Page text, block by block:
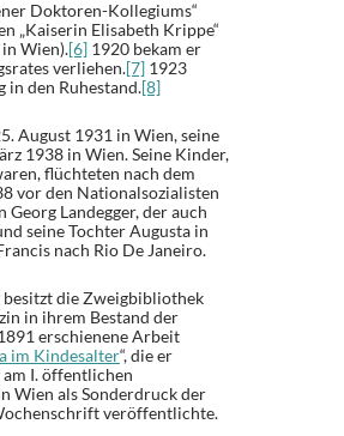
Doktoren-Kollegiums“
„Kaiserin Elisabeth Krippe“
Wien).[6] 1920 bekam er
verliehen.[7] 1923
in den Ruhestand.[8]
August 1931 in Wien, seine
1938 in Wien. Seine Kinder,
flüchteten nach dem
vor den Nationalsozialisten
Georg Landegger, der auch
seine Tochter Augusta in
nach Rio De Janeiro.
die Zweigbibliothek
in ihrem Bestand der
erschienene Arbeit
im Kindesalter“, die er
I. öffentlichen
Wien als Sonderdruck der
veröffentlichte.